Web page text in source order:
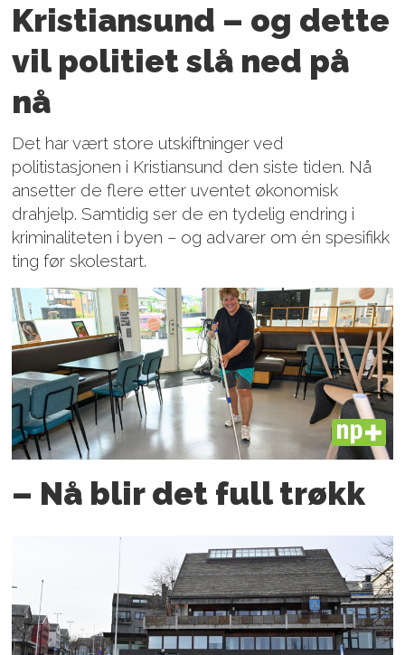
Kristiansund – og dette
vil politiet slå ned på
nå
Det har vært store utskiftninger ved
politistasjonen i Kristiansund den siste tiden. Nå
ansetter de flere etter uventet økonomisk
drahjelp. Samtidig ser de en tydelig endring i
kriminaliteten i byen – og advarer om én spesifikk
ting før skolestart.
PLUS
– Nå blir det full trøkk